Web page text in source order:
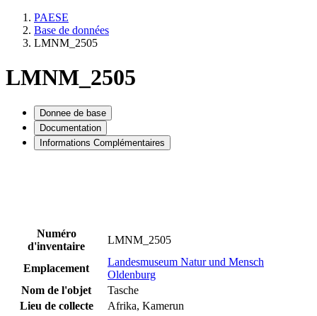
PAESE
Base de données
LMNM_2505
LMNM_2505
Donnee de base
Documentation
Informations Complémentaires
Numéro
d'inventaire
LMNM_2505
Emplacement
Landesmuseum Natur und Mensch
Oldenburg
Nom de l'objet
Tasche
Lieu de collecte
Afrika, Kamerun